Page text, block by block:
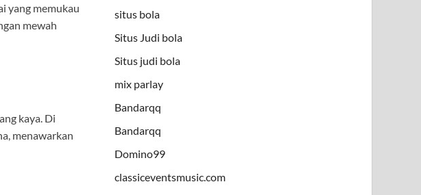
yang memukau
mewah
kaya. Di
menawarkan
situs bola
Situs Judi bola
Situs judi bola
mix parlay
Bandarqq
Bandarqq
Domino99
classiceventsmusic.com